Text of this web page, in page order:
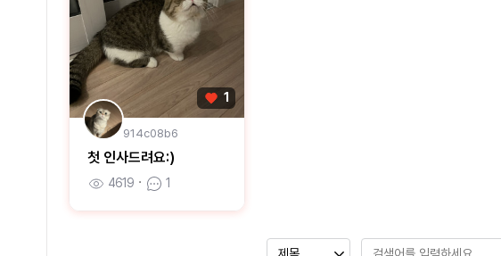
1
914c08b6
첫 인사드려요:)
4619 ㆍ 1